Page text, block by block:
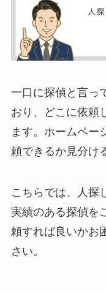
一口に探偵と言っ
おり、どこに依頼
ます。ホームペー
頼できるか見分け
こちらでは、人探
実績のある探偵を
頼すれば良いかお
さい。